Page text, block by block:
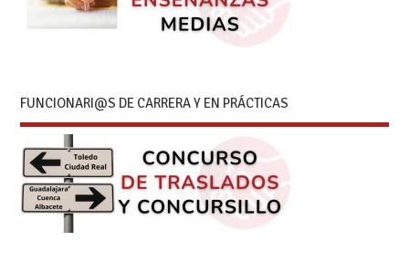
FUNCIONARI@S DE CARRERA Y EN PRÁCTICAS